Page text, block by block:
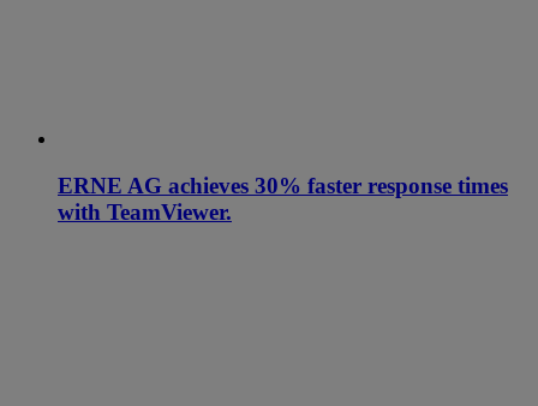
ERNE AG achieves 30% faster response times
with TeamViewer.